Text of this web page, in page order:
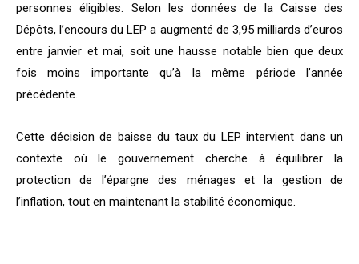
personnes éligibles. Selon les données de la Caisse des
Dépôts, l’encours du LEP a augmenté de 3,95 milliards d’euros
entre janvier et mai, soit une hausse notable bien que deux
fois moins importante qu’à la même période l’année
précédente.
Cette décision de baisse du taux du LEP intervient dans un
contexte où le gouvernement cherche à équilibrer la
protection de l’épargne des ménages et la gestion de
l’inflation, tout en maintenant la stabilité économique.